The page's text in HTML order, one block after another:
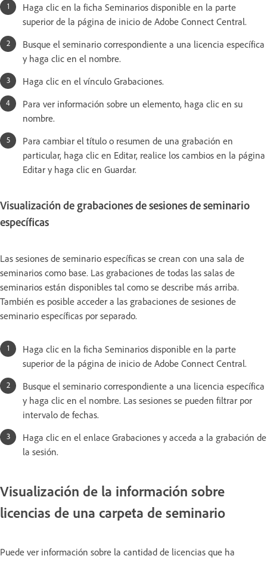
Haga clic en la ficha Seminarios disponible en la parte
superior de la página de inicio de Adobe Connect Central.
Busque el seminario correspondiente a una licencia específica
y haga clic en el nombre.
Haga clic en el vínculo Grabaciones.
Para ver información sobre un elemento, haga clic en su
nombre.
Para cambiar el título o resumen de una grabación en
particular, haga clic en Editar, realice los cambios en la página
Editar y haga clic en Guardar.
Visualización de grabaciones de sesiones de seminario
específicas
Las sesiones de seminario específicas se crean con una sala de
seminarios como base. Las grabaciones de todas las salas de
seminarios están disponibles tal como se describe más arriba.
También es posible acceder a las grabaciones de sesiones de
seminario específicas por separado.
Haga clic en la ficha Seminarios disponible en la parte
superior de la página de inicio de Adobe Connect Central.
Busque el seminario correspondiente a una licencia específica
y haga clic en el nombre. Las sesiones se pueden filtrar por
intervalo de fechas.
Haga clic en el enlace Grabaciones y acceda a la grabación de
la sesión.
Visualización de la información sobre
licencias de una carpeta de seminario
Puede ver información sobre la cantidad de licencias que ha